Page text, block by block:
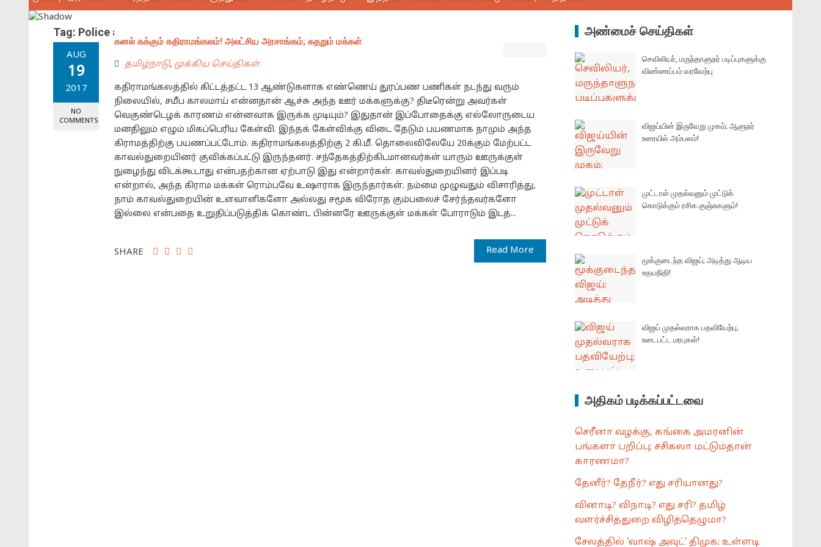
Tag: Police arrested 9 people including Professor Jayaraman
AUG
19
2017
NO
COMMENTS
கனல் கக்கும் கதிராமங்கலம்! அலட்சிய அரசாங்கம்; கதறும் மக்கள்
தமிழ்நாடு, முக்கிய செய்திகள்
கதிராமங்கலத்தில் கிட்டத்தட்ட 13 ஆண்டுகளாக எண்ணெய் துரப்பண பணிகள் நடந்து வரும்
நிலையில், சமீப காலமாய் என்னதான் ஆச்சு அந்த ஊர் மக்களுக்கு? திடீரென்று அவர்கள்
வெகுண்டெழக் காரணம் என்னவாக இருக்க முடியும்? இதுதான் இப்போதைக்கு எல்லோருடைய
மனதிலும் எழும் மிகப்பெரிய கேள்வி. இந்தக் கேள்விக்கு விடை தேடும் பயணமாக நாமும் அந்த
கிராமத்திற்கு பயணப்பட்டோம். கதிராமங்கலத்திற்கு 2 கி.மீ. தொலைவிலேயே 20க்கும் மேற்பட்ட
காவல்துறையினர் குவிக்கப்பட்டு இருந்தனர். சந்தேகத்திற்கிடமானவர்கள் யாரும் ஊருக்குள்
நுழைந்து விடக்கூடாது என்பதற்கான ஏற்பாடு இது என்றார்கள். காவல்துறையினர் இப்படி
என்றால், அந்த கிராம மக்கள் ரொம்பவே உஷாராக இருந்தார்கள். நம்மை முழுவதும் விசாரித்து,
நாம் காவல்துறையின் உளவாளிகளோ அல்லது சமூக விரோத கும்பலைச் சேர்ந்தவர்களோ
இல்லை என்பதை உறுதிப்படுத்திக் கொண்ட பின்னரே ஊருக்குள் மக்கள் போராடும் இடத்...
Read More
SHARE
அண்மைச் செய்திகள்
செவிலியர், மருந்தாளுநர் படிப்புகளுக்கு
விண்ணப்பம் வரவேற்பு
விஜய்யின் இருவேறு முகம்; ஆளுநர்
உரையில் அம்பலம்!
முட்டாள் முதல்வனும் முட்டுக்
கொடுக்கும் ரசிக குஞ்சுகளும்!
மூக்குடைந்த விஜய்; அடித்து ஆடிய
உதயநிதி!
விஜய் முதல்வராக பதவியேற்பு;
உடைபட்ட மரபுகள்!
அதிகம் படிக்கப்பட்டவை
செரீனா வழக்கு, கங்கை அமரனின்
பங்களா பறிப்பு; சசிகலா மட்டும்தான்
காரணமா?
தேனீர்? தேநீர்? எது சரியானது?
வினாடி? விநாடி? எது சரி? தமிழ்
வளர்ச்சித்துறை விழித்தெழுமா?
சேலத்தில் ‘வாஷ் அவுட்’ திமுக; உள்ளடி